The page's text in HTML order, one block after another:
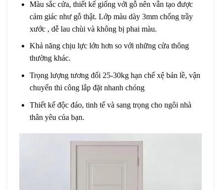
Màu sắc cửa, thiết kế giống với gỗ nên vẫn tạo được
cảm giác như gỗ thật. Lớp màu dày 3mm chống trầy
xước , dễ lau chùi và không bị phai màu.
Khả năng chịu lực lớn hơn so với những cửa thông
thường khác.
Trọng lượng tương đối 25-30kg hạn chế xệ bản lề, vận
chuyển thi công lắp đặt nhanh chóng
Thiết kế độc đáo, tinh tế và sang trọng cho ngôi nhà
thân yêu của bạn.